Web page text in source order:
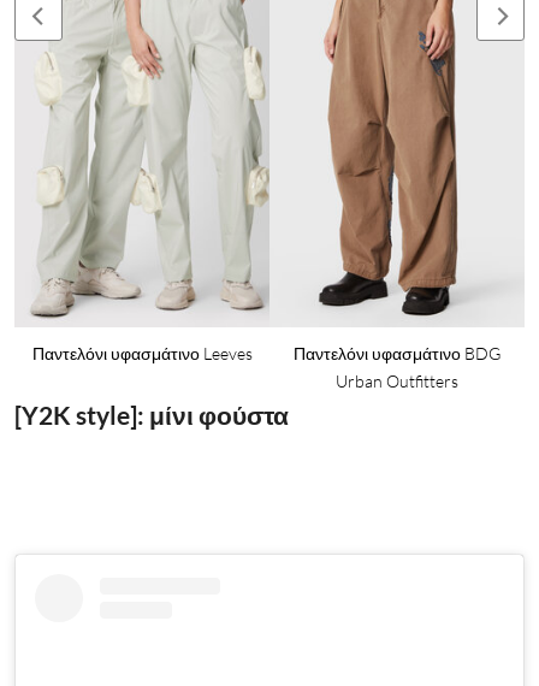
Παντελόνι υφασμάτινο Leeves
Παντελόνι υφασμάτινο BDG
Urban Outfitters
[Y2K style]: μίνι φούστα